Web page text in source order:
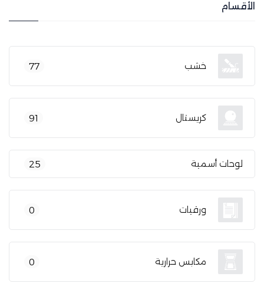
الأقسام
خشب 77
كريستال 91
لوحات أسمية 25
ورقيات 0
مكابس حرارية 0